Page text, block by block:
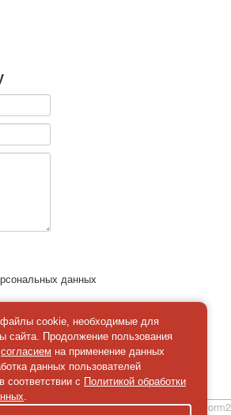
данных
simpleForm2
файлы cookie, необходимые для
сайта. Продолжение пользования
согласием на применение данных
данных пользователей
соответствии с Политикой обработки
.